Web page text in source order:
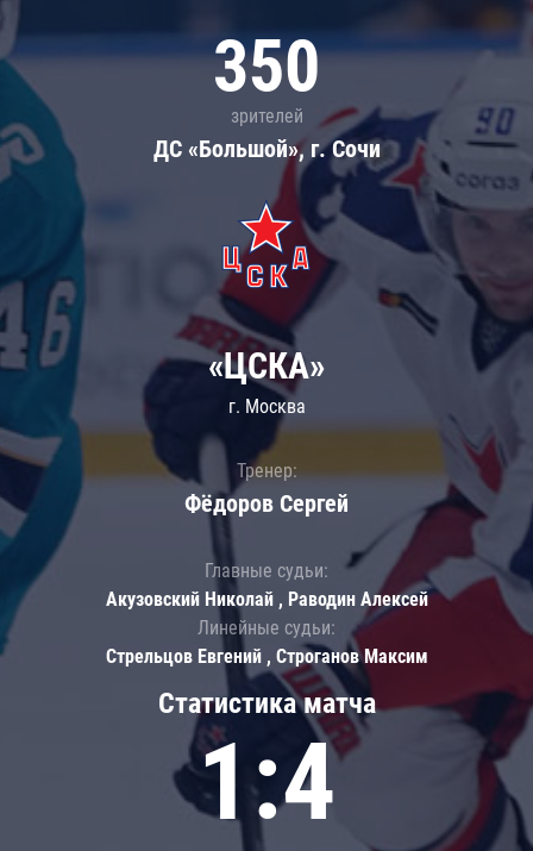
350
зрителей
ДС «Большой», г. Сочи
Статистика матча
1:4
«ЦСКА»
г. Москва
Тренер:
Фёдоров Сергей
Главные судьи:
Акузовский Николай , Раводин Алексей
Линейные судьи:
Стрельцов Евгений , Строганов Максим